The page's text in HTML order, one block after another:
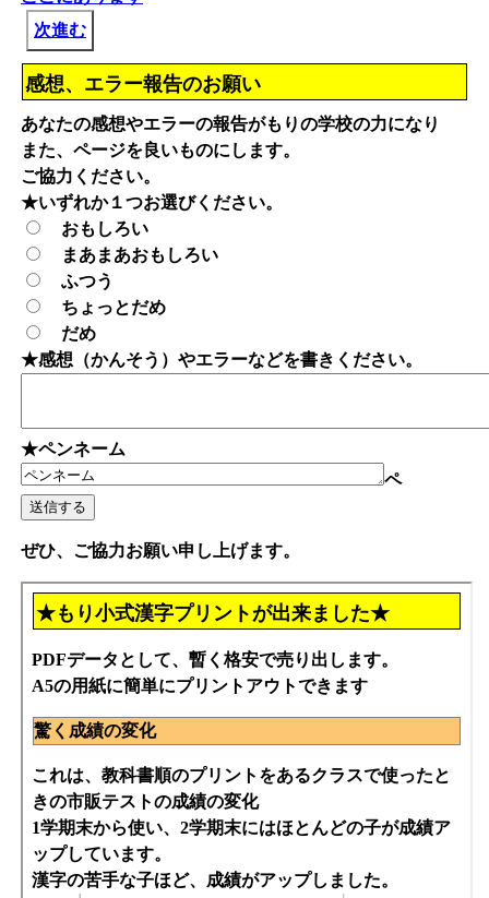
次進む
感想、エラー報告のお願い
あなたの感想やエラーの報告がもりの学校の力になり
また、ページを良いものにします。
ご協力ください。
★いずれか１つお選びください。
おもしろい
まあまあおもしろい
ふつう
ちょっとだめ
だめ
★感想（かんそう）やエラーなどを書きください。
★ペンネーム
ペ
ぜひ、ご協力お願い申し上げます。